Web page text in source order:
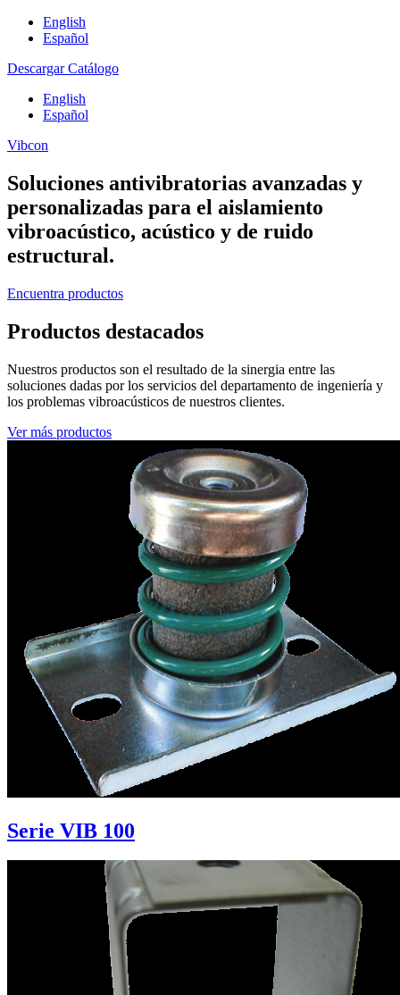
English
Español
Descargar Catálogo
English
Español
Vibcon
Soluciones antivibratorias avanzadas y
personalizadas para el aislamiento
vibroacústico, acústico y de ruido
estructural.
Encuentra productos
Productos destacados
Nuestros productos son el resultado de la sinergia entre las
soluciones dadas por los servicios del departamento de ingeniería y
los problemas vibroacústicos de nuestros clientes.
Ver más productos
Serie VIB 100